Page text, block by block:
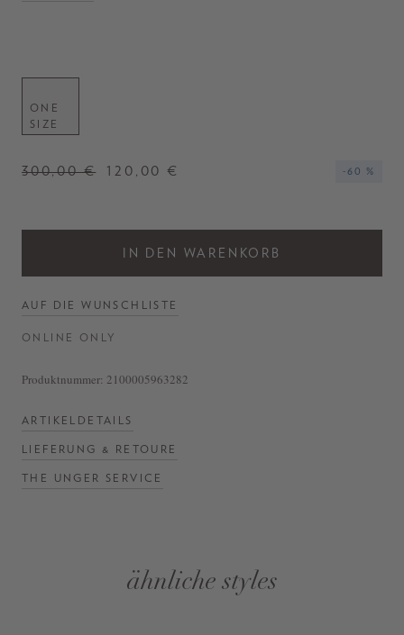
ONE
SIZE
300,00 € 120,00 € -60 %
IN DEN WARENKORB
AUF DIE WUNSCHLISTE
ONLINE ONLY
Produktnummer: 2100005963282
ARTIKELDETAILS
LIEFERUNG & RETOURE
THE UNGER SERVICE
ähnliche styles